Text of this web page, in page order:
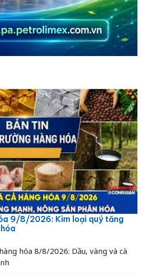
9/8/2026: Kim loại quý tăng
hóa 8/8/2026: Dầu, vàng và cà